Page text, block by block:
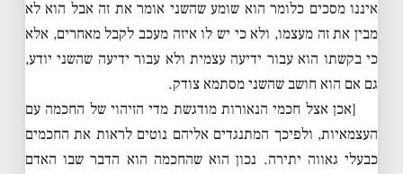
איננו מסכים כלומר הוא שומע שהשני אומר את זה אבל הוא לא
מבין את זה מעצמו, ולא כי יש לו איזה מעכב לקבל מאחרים, אלא
כי בקשתו הוא עבור ידיעה עצמית ולא עבור ידיעה שהשני יודע,
גם אם הוא חושב שהשני מסתמא צודק.
[אכן אצל חכמי הנאורות מודגשת מדי הזיהוי של החכמה עם
העצמאיות, ולפיכך המתנגדים אליהם נוטים לראות את החכמים
כבעלי גאווה יתירה. נכון הוא שהחכמה הוא הדבר שבו האדם